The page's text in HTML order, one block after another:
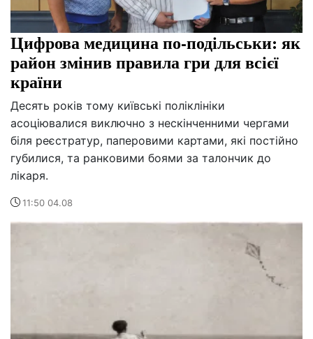
Цифрова медицина по-подільськи: як
район змінив правила гри для всієї
країни
Десять років тому київські поліклініки
асоціювалися виключно з нескінченними чергами
біля реєстратур, паперовими картами, які постійно
губилися, та ранковими боями за талончик до
лікаря.
11:50 04.08